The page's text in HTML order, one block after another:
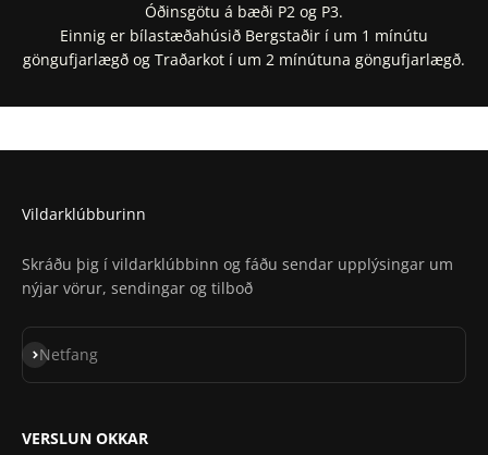
Óðinsgötu á bæði P2 og P3.
Einnig er bílastæðahúsið Bergstaðir í um 1 mínútu
göngufjarlægð og Traðarkot í um 2 mínútuna göngufjarlægð.
Staðsetning í Google Maps
Staðsetning í Apple Maps
Vildarklúbburinn
Skráðu þig í vildarklúbbinn og fáðu sendar upplýsingar um
nýjar vörur, sendingar og tilboð
Netfang
Skrá á póstlista
VERSLUN OKKAR